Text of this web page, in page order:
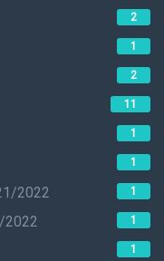
2
1
2
11
1
1
2022 1
2022 1
1